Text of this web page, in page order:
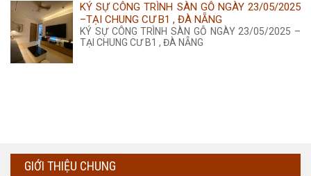
KÝ SỰ CÔNG TRÌNH SÀN GỖ NGÀY 23/05/2025
–TẠI CHUNG CƯ B1 , ĐÀ NẴNG
KÝ SỰ CÔNG TRÌNH SÀN GỖ NGÀY 23/05/2025 –
TẠI CHUNG CƯ B1 , ĐÀ NẴNG
GIỚI THIỆU CHUNG